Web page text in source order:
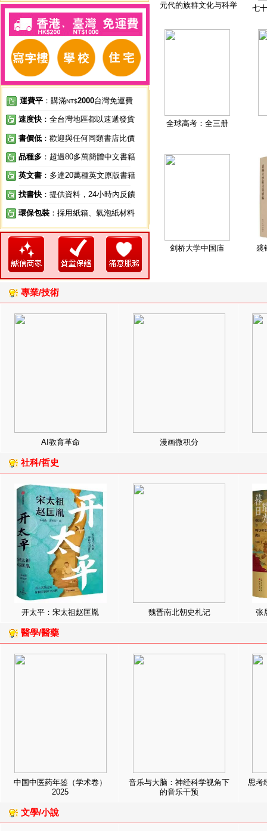
運費平 ：購滿NT$2000台灣免運費
速度快 ：全台灣地區都以速遞發貨
書價低 ：歡迎與任何同類書店比價
品種多 ：超過80多萬簡體中文書籍
英文書 ：多達20萬種英文原版書籍
找書快 ：提供資料，24小時內反饋
環保包裝 ：採用紙箱、氣泡紙材料
元代的族群文化与科举 七
全球高考：全三册
剑桥大学中国庙 裘
專業/技術
AI教育革命 漫画微积分
社科/哲史
开太平：宋太祖赵匡胤 魏晋南北朝史札记 张
醫學/醫藥
中国中医药年鉴（学术卷）
2025
音乐与大脑：神经科学视角下
的音乐干预
思考
文學/小說